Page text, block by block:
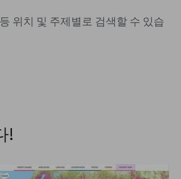
위치 및 주제별로 검색할 수 있습
!